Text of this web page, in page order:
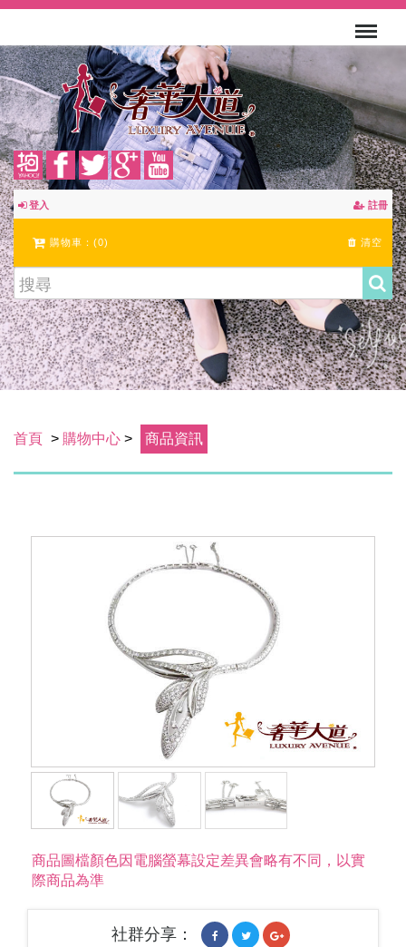
登入 註冊
購物車：(0) 清空
首頁 > 購物中心 > 商品資訊
商品圖檔顏色因電腦螢幕設定差異會略有不同，以實
際商品為準
社群分享：